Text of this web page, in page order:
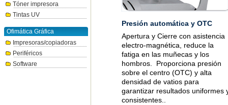
Tóner impresora
Tintas UV
Ofimática Gráfica
Impresoras/copiadoras
Periféricos
Software
Presión automática y OTC
Apertura y Cierre con asistencia
electro-magnética, reduce la
fatiga en las muñecas y los
hombros. Proporciona presión
sobre el centro (OTC) y alta
densidad de vatios para
garantizar resultados uniformes
consistentes..